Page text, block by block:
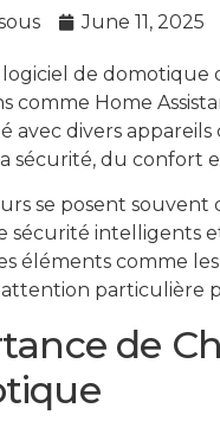
June 11, 2025
de domotique
comme Home
avec divers
sécurité, du confort
se posent souvent
sécurité intelligents
éléments comme
particulière
de